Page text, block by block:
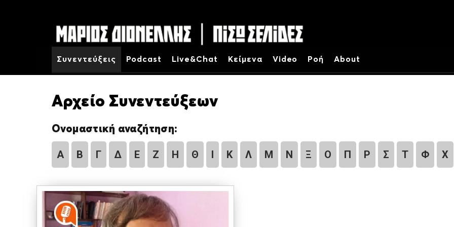
Συνεντεύξεις Podcast Live&Chat Κείμενα Video Ροή About
Αρχείο Συνεντεύξεων
Ονομαστική αναζήτηση:
Α Β Γ Δ Ε Ζ Η Θ Ι Κ Λ Μ Ν Ξ Ο Π Ρ Σ Τ Φ Χ